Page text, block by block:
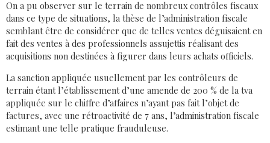
On a pu observer sur le terrain de nombreux contrôles fiscaux
dans ce type de situations, la thèse de l’administration fiscale
semblant être de considérer que de telles ventes déguisaient en
fait des ventes à des professionnels assujettis réalisant des
acquisitions non destinées à figurer dans leurs achats officiels.
La sanction appliquée usuellement par les contrôleurs de
terrain étant l’établissement d’une amende de 200 % de la tva
appliquée sur le chiffre d’affaires n’ayant pas fait l’objet de
factures, avec une rétroactivité de 7 ans, l’administration fiscale
estimant une telle pratique frauduleuse.